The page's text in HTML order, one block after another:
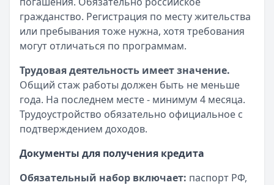
гражданство. Регистрация по месту жительства
или пребывания тоже нужна, хотя требования
могут отличаться по программам.
Трудовая деятельность имеет значение.
Общий стаж работы должен быть не меньше
года. На последнем месте - минимум 4 месяца.
Трудоустройство обязательно официальное с
подтверждением доходов.
Документы для получения кредита
Обязательный набор включает: паспорт РФ,